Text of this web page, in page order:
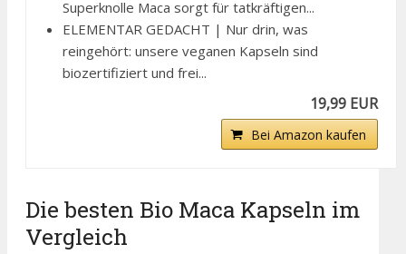
Superknolle Maca sorgt für tatkräftigen...
ELEMENTAR GEDACHT | Nur drin, was
reingehört: unsere veganen Kapseln sind
biozertifiziert und frei...
19,99 EUR
Bei Amazon kaufen
Die besten Bio Maca Kapseln im
Vergleich